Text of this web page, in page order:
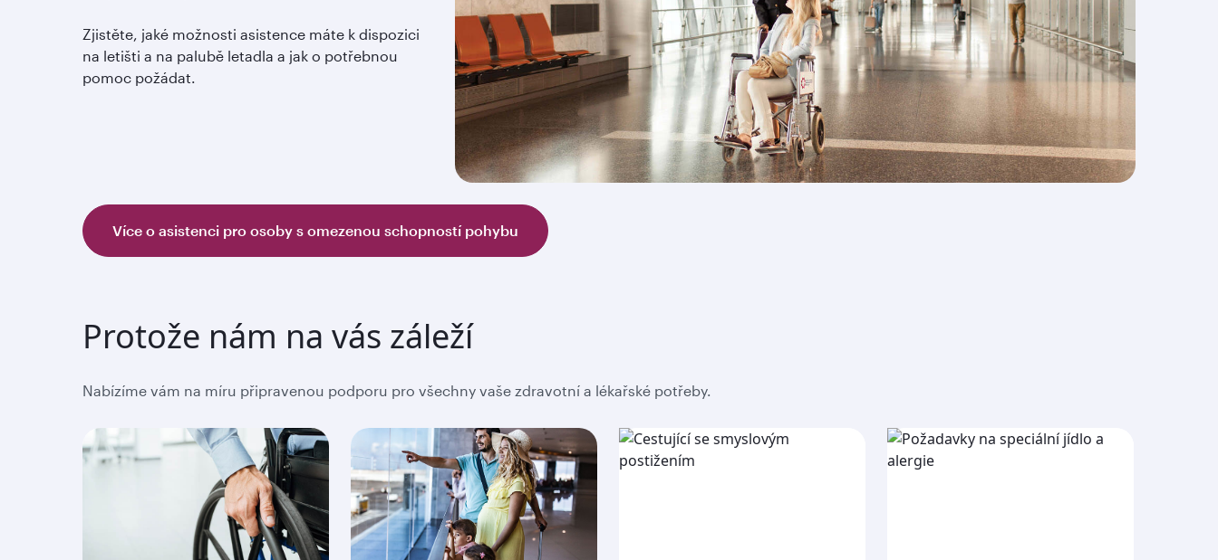
Zjistěte, jaké možnosti asistence máte k dispozici
na letišti a na palubě letadla a jak o potřebnou
pomoc požádat.
Více o asistenci pro osoby s omezenou schopností pohybu
Protože nám na vás záleží
Nabízíme vám na míru připravenou podporu pro všechny vaše zdravotní a lékařské potřeby.